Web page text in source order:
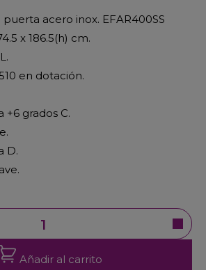
puerta acero inox. EFAR400SS
x 186.5(h) cm.
en dotación.
+6 grados C.
D.
Añadir al carrito